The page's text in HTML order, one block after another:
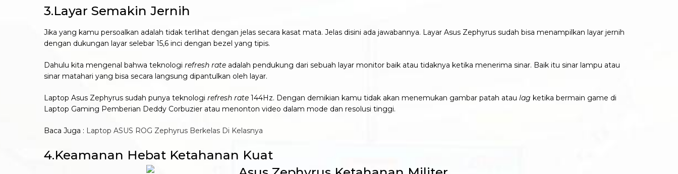
3.Layar Semakin Jernih
Jika yang kamu persoalkan adalah tidak terlihat dengan jelas secara kasat mata. Jelas disini ada jawabannya. Layar Asus Zephyrus sudah bisa menampilkan layar jernih
dengan dukungan layar selebar 15,6 inci dengan bezel yang tipis.
Dahulu kita mengenal bahwa teknologi refresh rate adalah pendukung dari sebuah layar monitor baik atau tidaknya ketika menerima sinar. Baik itu sinar lampu atau
sinar matahari yang bisa secara langsung dipantulkan oleh layar.
Laptop Asus Zephyrus sudah punya teknologi refresh rate 144Hz. Dengan demikian kamu tidak akan menemukan gambar patah atau lag ketika bermain game di
Laptop Gaming Pemberian Deddy Corbuzier atau menonton video dalam mode dan resolusi tinggi.
Baca Juga : Laptop ASUS ROG Zephyrus Berkelas Di Kelasnya
4.Keamanan Hebat Ketahanan Kuat